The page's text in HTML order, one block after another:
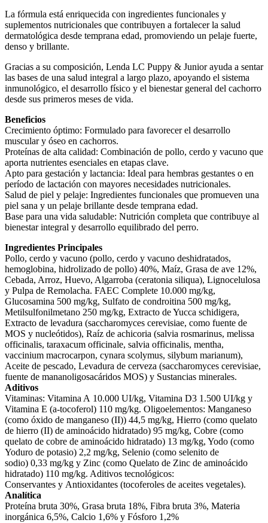
La fórmula está enriquecida con ingredientes funcionales y
suplementos nutricionales que contribuyen a fortalecer la salud
dermatológica desde temprana edad, promoviendo un pelaje fuerte,
denso y brillante.
Gracias a su composición, Lenda LC Puppy & Junior ayuda a sentar
las bases de una salud integral a largo plazo, apoyando el sistema
inmunológico, el desarrollo físico y el bienestar general del cachorro
desde sus primeros meses de vida.
Beneficios
Crecimiento óptimo: Formulado para favorecer el desarrollo
muscular y óseo en cachorros.
Proteínas de alta calidad: Combinación de pollo, cerdo y vacuno que
aporta nutrientes esenciales en etapas clave.
Apto para gestación y lactancia: Ideal para hembras gestantes o en
período de lactación con mayores necesidades nutricionales.
Salud de piel y pelaje: Ingredientes funcionales que promueven una
piel sana y un pelaje brillante desde temprana edad.
Base para una vida saludable: Nutrición completa que contribuye al
bienestar integral y desarrollo equilibrado del perro.
Ingredientes Principales
Pollo, cerdo y vacuno (pollo, cerdo y vacuno deshidratados,
hemoglobina, hidrolizado de pollo) 40%, Maíz, Grasa de ave 12%,
Cebada, Arroz, Huevo, Algarroba (ceratonia siliqua), Lignocelulosa
y Pulpa de Remolacha. FAEC Complete 10.000 mg/kg,
Glucosamina 500 mg/kg, Sulfato de condroitina 500 mg/kg,
Metilsulfonilmetano 250 mg/kg, Extracto de Yucca schidigera,
Extracto de levadura (saccharomyces cerevisiae, como fuente de
MOS y nucleótidos), Raíz de achicoria (salvia rosmarinus, melissa
officinalis, taraxacum officinale, salvia officinalis, mentha,
vaccinium macrocarpon, cynara scolymus, silybum marianum),
Aceite de pescado, Levadura de cerveza (saccharomyces cerevisiae,
fuente de mananoligosacáridos MOS) y Sustancias minerales.
Aditivos
Vitaminas: Vitamina A 10.000 UI/kg, Vitamina D3 1.500 UI/kg y
Vitamina E (a-tocoferol) 110 mg/kg. Oligoelementos: Manganeso
(como óxido de manganeso (II)) 44,5 mg/kg, Hierro (como quelato
de hierro (II) de aminoácido hidratado) 95 mg/kg, Cobre (como
quelato de cobre de aminoácido hidratado) 13 mg/kg, Yodo (como
Yoduro de potasio) 2,2 mg/kg, Selenio (como selenito de
sodio) 0,33 mg/kg y Zinc (como Quelato de Zinc de aminoácido
hidratado) 110 mg/kg. Aditivos tecnológicos:
Conservantes y Antioxidantes (tocoferoles de aceites vegetales).
Analítica
Proteína bruta 30%, Grasa bruta 18%, Fibra bruta 3%, Materia
inorgánica 6,5%, Calcio 1,6% y Fósforo 1,2%